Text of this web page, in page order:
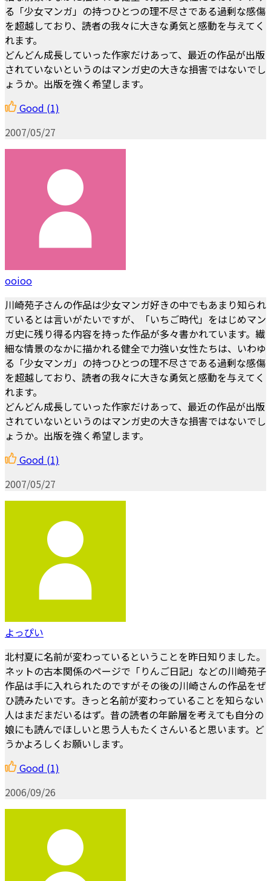
る「少女マンガ」の持つひとつの理不尽さである過剰な感傷
を超越しており、読者の我々に大きな勇気と感動を与えてく
れます。
どんどん成長していった作家だけあって、最近の作品が出版
されていないというのはマンガ史の大きな損害ではないでし
ょうか。出版を強く希望します。
Good (1)
2007/05/27
ooioo
川崎苑子さんの作品は少女マンガ好きの中でもあまり知られ
ているとは言いがたいですが、「いちご時代」をはじめマン
ガ史に残り得る内容を持った作品が多々書かれています。繊
細な情景のなかに描かれる健全で力強い女性たちは、いわゆ
る「少女マンガ」の持つひとつの理不尽さである過剰な感傷
を超越しており、読者の我々に大きな勇気と感動を与えてく
れます。
どんどん成長していった作家だけあって、最近の作品が出版
されていないというのはマンガ史の大きな損害ではないでし
ょうか。出版を強く希望します。
Good (1)
2007/05/27
よっぴい
北村夏に名前が変わっているということを昨日知りました。
ネットの古本関係のページで「りんご日記」などの川崎苑子
作品は手に入れられたのですがその後の川崎さんの作品をぜ
ひ読みたいです。きっと名前が変わっていることを知らない
人はまだまだいるはず。昔の読者の年齢層を考えても自分の
娘にも読んでほしいと思う人もたくさんいると思います。ど
うかよろしくお願いします。
Good (1)
2006/09/26